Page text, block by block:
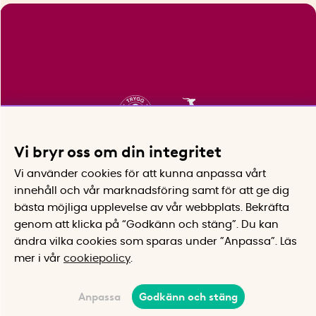
Vi bryr oss om din integritet
Vi använder cookies för att kunna anpassa vårt
innehåll och vår marknadsföring samt för att ge dig
bästa möjliga upplevelse av vår webbplats.
Bekräfta
genom att klicka på “Godkänn och stäng”. Du kan
ändra vilka cookies som sparas under ”Anpassa”.
Läs
mer i vår cookiepolicy
Anpassa Godkänn och stäng